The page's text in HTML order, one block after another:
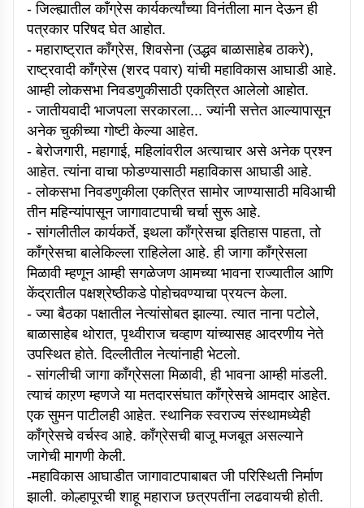
- जिल्ह्यातील काँग्रेस कार्यकर्त्यांच्या विनंतीला मान देऊन ही
पत्रकार परिषद घेत आहोत.
- महाराष्ट्रात काँग्रेस, शिवसेना (उद्धव बाळासाहेब ठाकरे),
राष्ट्रवादी काँग्रेस (शरद पवार) यांची महाविकास आघाडी आहे.
आम्ही लोकसभा निवडणुकीसाठी एकत्रित आलेलो आहोत.
- जातीयवादी भाजपला सरकारला... ज्यांनी सत्तेत आल्यापासून
अनेक चुकीच्या गोष्टी केल्या आहेत.
- बेरोजगारी, महागाई, महिलांवरील अत्याचार असे अनेक प्रश्न
आहेत. त्यांना वाचा फोडण्यासाठी महाविकास आघाडी आहे.
- लोकसभा निवडणुकीला एकत्रित सामोर जाण्यासाठी मविआची
तीन महिन्यांपासून जागावाटपाची चर्चा सुरू आहे.
- सांगलीतील कार्यकर्ते, इथला काँग्रेसचा इतिहास पाहता, तो
काँग्रेसचा बालेकिल्ला राहिलेला आहे. ही जागा काँग्रेसला
मिळावी म्हणून आम्ही सगळेजण आमच्या भावना राज्यातील आणि
केंद्रातील पक्षश्रेष्ठीकडे पोहोचवण्याचा प्रयत्न केला.
- ज्या बैठका पक्षातील नेत्यांसोबत झाल्या. त्यात नाना पटोले,
बाळासाहेब थोरात, पृथ्वीराज चव्हाण यांच्यासह आदरणीय नेते
उपस्थित होते. दिल्लीतील नेत्यांनाही भेटलो.
- सांगलीची जागा काँग्रेसला मिळावी, ही भावना आम्ही मांडली.
त्याचं काऱण म्हणजे या मतदारसंघात काँग्रेसचे आमदार आहेत.
एक सुमन पाटीलही आहेत. स्थानिक स्वराज्य संस्थामध्येही
काँग्रेसचे वर्चस्व आहे. काँग्रेसची बाजू मजबूत असल्याने
जागेची मागणी केली.
-महाविकास आघाडीत जागावाटपाबाबत जी परिस्थिती निर्माण
झाली. कोल्हापूरची शाहू महाराज छत्रपतींना लढवायची होती.